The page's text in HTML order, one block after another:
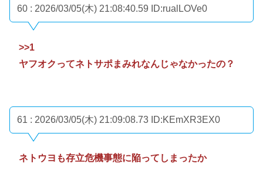
60 : 2026/03/05(木) 21:08:40.59 ID:rualLOVe0
>>1
ヤフオクってネトサポまみれなんじゃなかったの？
61 : 2026/03/05(木) 21:09:08.73 ID:KEmXR3EX0
ネトウヨも存立危機事態に陥ってしまったか